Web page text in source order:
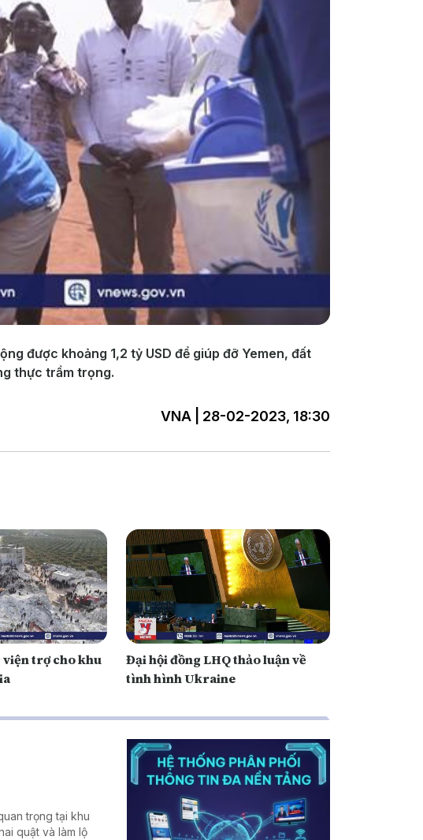
được khoảng 1,2 tỷ USD để giúp đỡ Yemen, đất
thực trầm trọng.
VNA | 28-02-2023, 18:30
viện trợ cho khu
Đại hội đồng LHQ thảo luận về
tình hình Ukraine
trọng tại khu
quật và làm lộ